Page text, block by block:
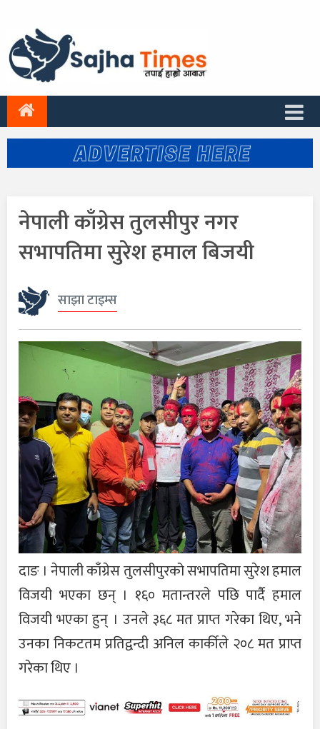
नेपाली काँग्रेस तुलसीपुर नगर
सभापतिमा सुरेश हमाल बिजयी
साझा टाइम्स
दाङ । नेपाली काँग्रेस तुलसीपुरको सभापतिमा सुरेश हमाल
विजयी भएका छन् । १६० मतान्तरले पछि पार्दै हमाल
विजयी भएका हुन् । उनले ३६८ मत प्राप्त गरेका थिए, भने
उनका निकटतम प्रतिद्वन्दी अनिल कार्कीले २०८ मत प्राप्त
गरेका थिए ।